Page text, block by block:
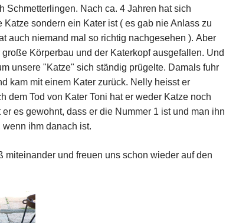
Schmetterlingen. Nach ca. 4 Jahren hat sich
sondern ein Kater ist ( es gab nie Anlass zu
auch niemand mal so richtig nachgesehen ). Aber
Körperbau und der Katerkopfausgefallen. Und
unsere "Katze" sich ständig prügelte. Damals fuhr
kam mit einem Kater zurück. Nelly heisst er
dem Tod von Kater Toni hat er weder Katze noch
er es gewohnt, dass er die Nummer 1 ist und man ihn
ihm danach ist.
und freuen uns schon wieder auf den